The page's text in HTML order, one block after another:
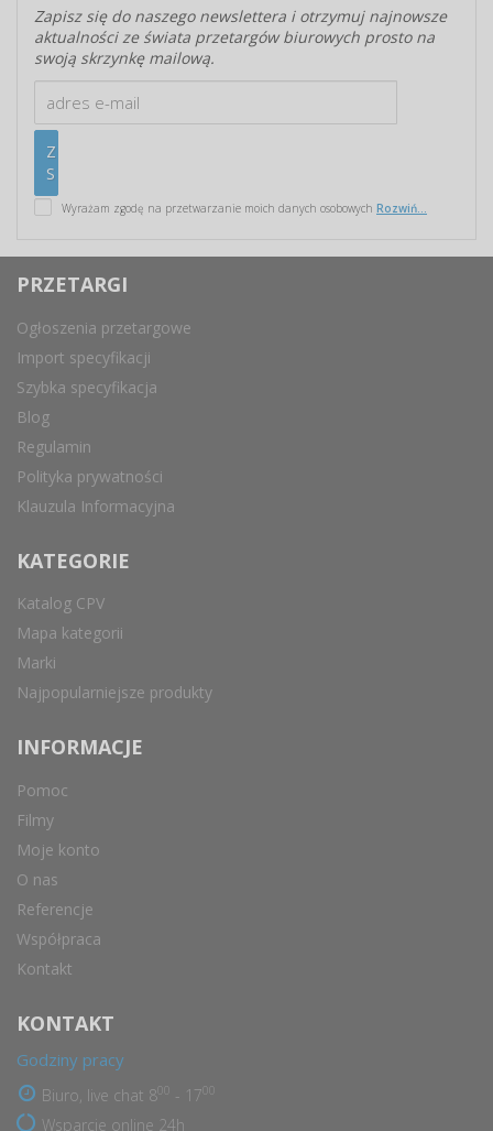
Zapisz się do naszego newslettera i otrzymuj najnowsze
aktualności ze świata przetargów biurowych prosto na
swoją skrzynkę mailową.
Wyrażam zgodę na przetwarzanie moich danych osobowych Rozwiń...
PRZETARGI
Ogłoszenia przetargowe
Import specyfikacji
Szybka specyfikacja
Blog
Regulamin
Polityka prywatności
Klauzula Informacyjna
KATEGORIE
Katalog CPV
Mapa kategorii
Marki
Najpopularniejsze produkty
INFORMACJE
Pomoc
Filmy
Moje konto
O nas
Referencje
Współpraca
Kontakt
KONTAKT
Godziny pracy
Biuro, live chat 8 - 17
Wsparcie online 24h